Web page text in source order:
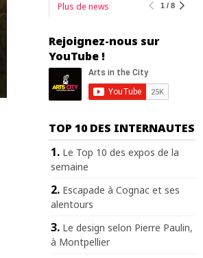
Plus de news 1 / 8
Rejoignez-nous sur
YouTube !
TOP 10 DES INTERNAUTES
Le Top 10 des expos de la
semaine
Escapade à Cognac et ses
alentours
Le design selon Pierre Paulin,
à Montpellier